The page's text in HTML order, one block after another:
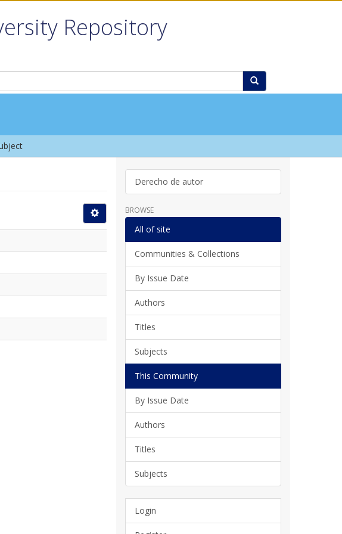
Repository
Derecho de autor
BROWSE
All of site
Communities & Collections
By Issue Date
Authors
Titles
Subjects
This Community
By Issue Date
Authors
Titles
Subjects
Login